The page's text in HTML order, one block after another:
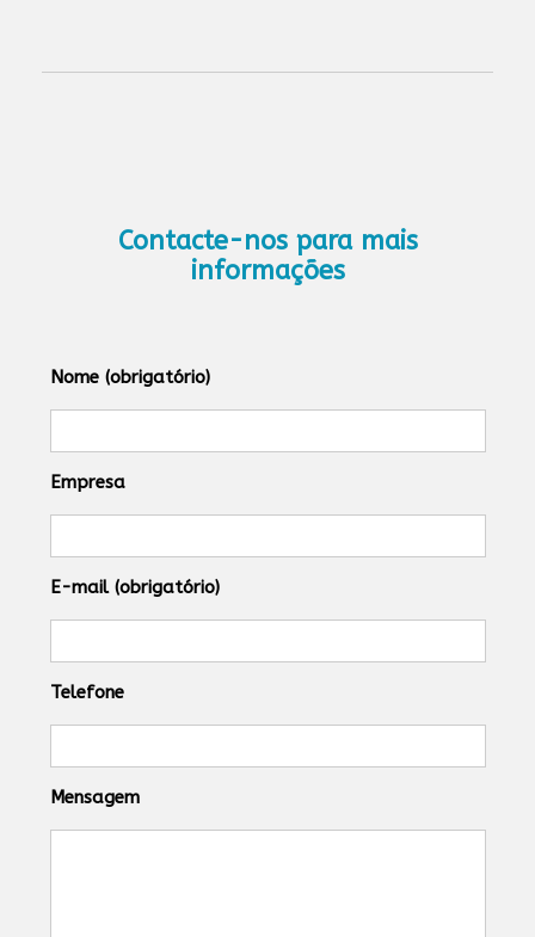
Contacte-nos para mais
informações
Nome (obrigatório)
Empresa
E-mail (obrigatório)
Telefone
Mensagem